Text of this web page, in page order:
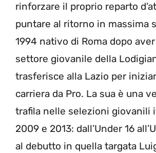
rinforzare il proprio reparto
puntare al ritorno in massima
1994 nativo di Roma dopo
settore giovanile della
trasferisce alla Lazio per
carriera da Pro. La sua è una
trafila nelle selezioni giovanili
2009 e 2013: dall’Under 16
al debutto in quella targata